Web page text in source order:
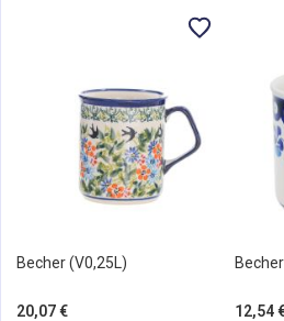
Becher (V0,25L)
20,07 € 12,54